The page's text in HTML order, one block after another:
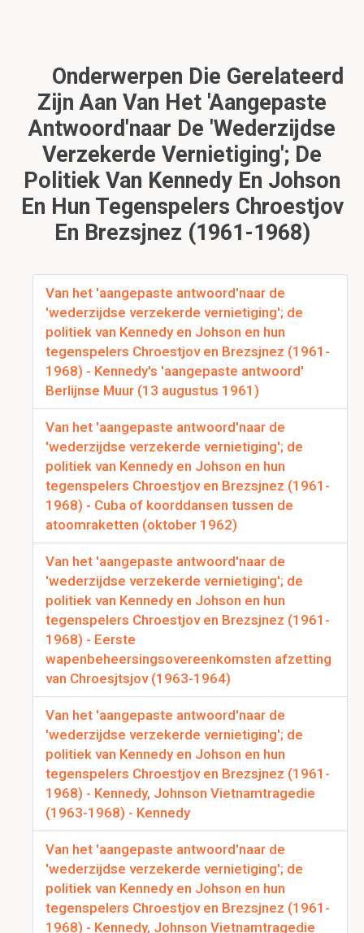
Onderwerpen Die Gerelateerd
Zijn Aan Van Het 'aangepaste
Antwoord'naar De 'wederzijdse
Verzekerde Vernietiging'; De
Politiek Van Kennedy En Johson
En Hun Tegenspelers Chroestjov
En Brezsjnez (1961-1968)
Van het 'aangepaste antwoord'naar de
'wederzijdse verzekerde vernietiging'; de
politiek van Kennedy en Johson en hun
tegenspelers Chroestjov en Brezsjnez (1961-
1968) - Kennedy's 'aangepaste antwoord'
Berlijnse Muur (13 augustus 1961)
Van het 'aangepaste antwoord'naar de
'wederzijdse verzekerde vernietiging'; de
politiek van Kennedy en Johson en hun
tegenspelers Chroestjov en Brezsjnez (1961-
1968) - Cuba of koorddansen tussen de
atoomraketten (oktober 1962)
Van het 'aangepaste antwoord'naar de
'wederzijdse verzekerde vernietiging'; de
politiek van Kennedy en Johson en hun
tegenspelers Chroestjov en Brezsjnez (1961-
1968) - Eerste
wapenbeheersingsovereenkomsten afzetting
van Chroesjtsjov (1963-1964)
Van het 'aangepaste antwoord'naar de
'wederzijdse verzekerde vernietiging'; de
politiek van Kennedy en Johson en hun
tegenspelers Chroestjov en Brezsjnez (1961-
1968) - Kennedy, Johnson Vietnamtragedie
(1963-1968) - Kennedy
Van het 'aangepaste antwoord'naar de
'wederzijdse verzekerde vernietiging'; de
politiek van Kennedy en Johson en hun
tegenspelers Chroestjov en Brezsjnez (1961-
1968) - Kennedy, Johnson Vietnamtragedie